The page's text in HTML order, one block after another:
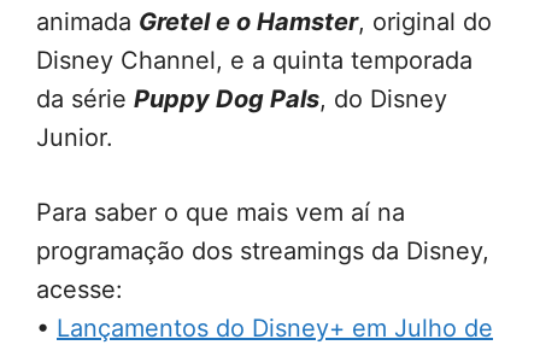
animada Gretel e o Hamster, original do
Disney Channel, e a quinta temporada
da série Puppy Dog Pals, do Disney
Junior.
Para saber o que mais vem aí na
programação dos streamings da Disney,
acesse:
• Lançamentos do Disney+ em Julho de